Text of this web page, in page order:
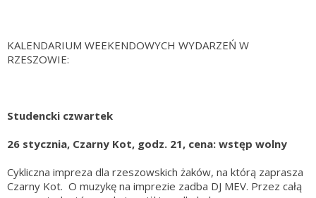
KALENDARIUM WEEKENDOWYCH WYDARZEŃ W
RZESZOWIE:
Studencki czwartek
26 stycznia, Czarny Kot, godz. 21, cena: wstęp wolny
Cykliczna impreza dla rzeszowskich żaków, na którą zaprasza
Czarny Kot. O muzykę na imprezie zadba DJ MEV. Przez całą